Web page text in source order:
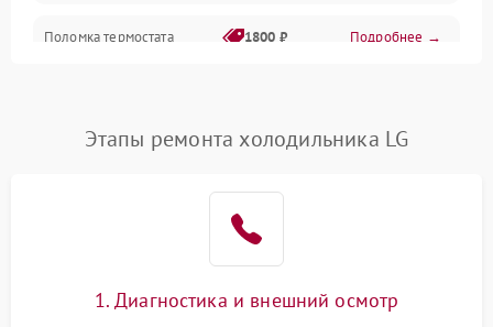
Поломка термостата 1800 ₽ Подробнее →
Поломка системы No Frost 2600 ₽ Подробнее →
Этапы ремонта холодильника LG
1. Диагностика и внешний осмотр